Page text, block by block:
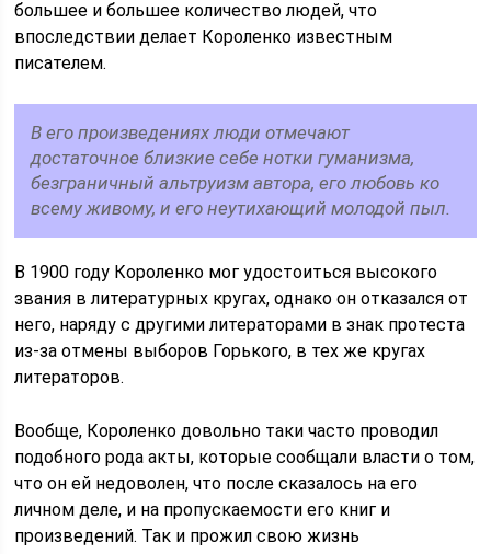
большее и большее количество людей, что
впоследствии делает Короленко известным
писателем.
В его произведениях люди отмечают
достаточное близкие себе нотки гуманизма,
безграничный альтруизм автора, его любовь ко
всему живому, и его неутихающий молодой пыл.
В 1900 году Короленко мог удостоиться высокого
звания в литературных кругах, однако он отказался от
него, наряду с другими литераторами в знак протеста
из-за отмены выборов Горького, в тех же кругах
литераторов.
Вообще, Короленко довольно таки часто проводил
подобного рода акты, которые сообщали власти о том,
что он ей недоволен, что после сказалось на его
личном деле, и на пропускаемости его книг и
произведений. Так и прожил свою жизнь